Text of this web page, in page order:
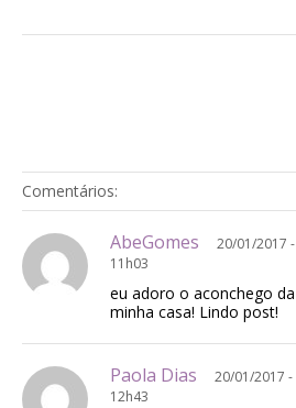
Comentários:
AbeGomes
20/01/2017 -
11h03
eu adoro o aconchego da
minha casa! Lindo post!
Paola Dias
20/01/2017 -
12h43